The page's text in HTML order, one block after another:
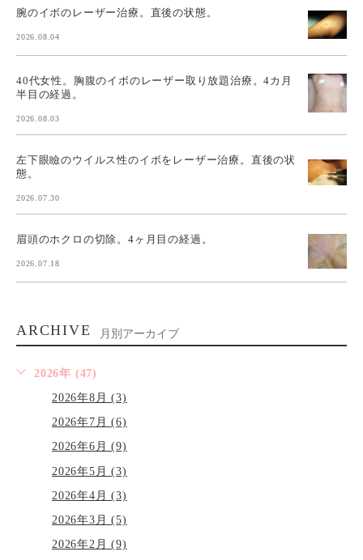
腕のイボのレーザー治療。直後の状態。
2026.08.04
40代女性。胸腹のイボのレーザー取り放題治療。4カ月
半目の経過。
2026.08.03
左下眼瞼のウイルス性のイボをレーザー治療。直後の状
態。
2026.07.30
眉頭のホクロの切除。4ヶ月目の経過。
2026.07.18
ARCHIVE 月別アーカイブ
2026年 (47)
2026年8月 (3)
2026年7月 (6)
2026年6月 (9)
2026年5月 (3)
2026年4月 (3)
2026年3月 (5)
2026年2月 (9)